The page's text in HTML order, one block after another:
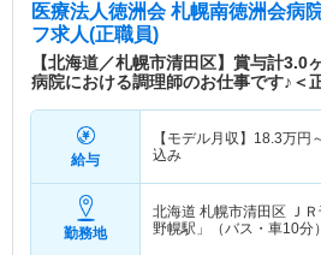
医療法人徳洲会 札幌南徳洲会病
フ求人(正職員)
【北海道／札幌市清田区】賞与計
病院における調理師のお仕事です♪＜
給与
【モデル月収】 18.3万円
込み
勤務地
北海道 札幌市清田区 Ｊ
野幌駅」（バス・車10分）